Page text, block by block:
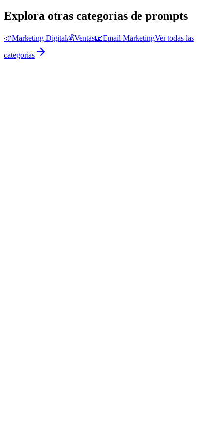
Explora otras categorías de prompts
📣Marketing Digital💰Ventas📧Email MarketingVer todas las
categorías